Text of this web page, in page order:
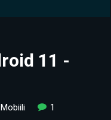
11 -
Mobiili 1